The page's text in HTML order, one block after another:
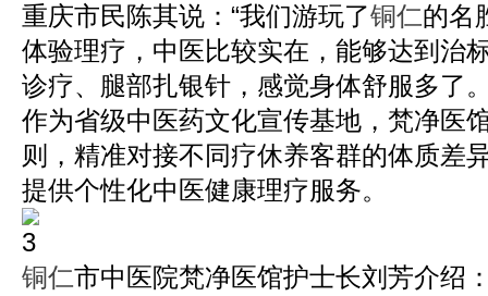
重庆市民陈其说：“我们游玩了铜仁的名
体验理疗，中医比较实在，能够达到治
诊疗、腿部扎银针，感觉身体舒服多了
作为省级中医药文化宣传基地，梵净医
则，精准对接不同疗休养客群的体质差
提供个性化中医健康理疗服务。
铜仁市中医院梵净医馆护士长刘芳介绍